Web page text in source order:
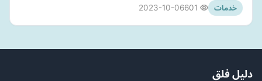
خدمات 2023-10-06
دليل فلق